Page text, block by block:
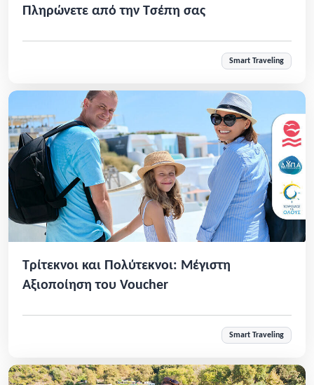
Πληρώνετε από την Τσέπη σας
Smart Traveling
Τρίτεκνοι και Πολύτεκνοι: Μέγιστη
Αξιοποίηση του Voucher
Smart Traveling